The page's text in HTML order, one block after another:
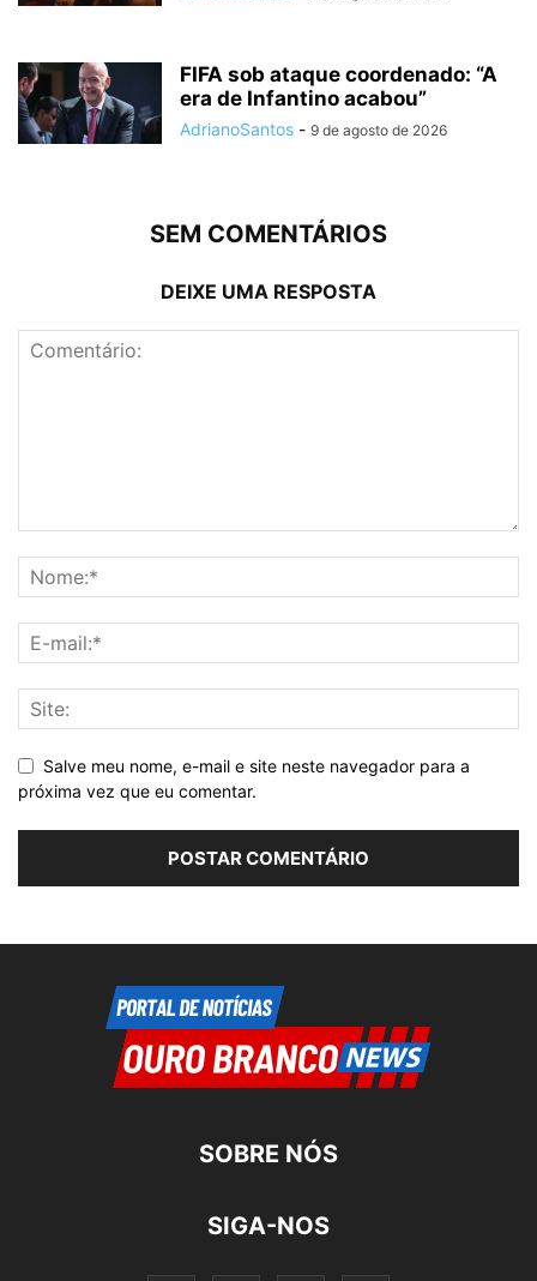
FIFA sob ataque coordenado: “A
era de Infantino acabou”
AdrianoSantos - 9 de agosto de 2026
SEM COMENTÁRIOS
DEIXE UMA RESPOSTA
Salve meu nome, e-mail e site neste navegador para a
próxima vez que eu comentar.
SOBRE NÓS
SIGA-NOS